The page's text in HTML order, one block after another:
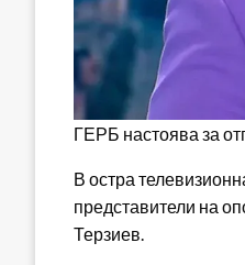
ГЕРБ настоява за
В остра
представители на
Терзиев.